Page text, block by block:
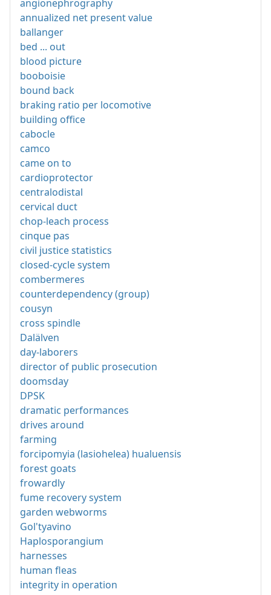
angionephrography
annualized net present value
ballanger
bed ... out
blood picture
booboisie
bound back
braking ratio per locomotive
building office
cabocle
camco
came on to
cardioprotector
centralodistal
cervical duct
chop-leach process
cinque pas
civil justice statistics
closed-cycle system
combermeres
counterdependency (group)
cousyn
cross spindle
Dalälven
day-laborers
director of public prosecution
doomsday
DPSK
dramatic performances
drives around
farming
forcipomyia (lasiohelea) hualuensis
forest goats
frowardly
fume recovery system
garden webworms
Gol'tyavino
Haplosporangium
harnesses
human fleas
integrity in operation